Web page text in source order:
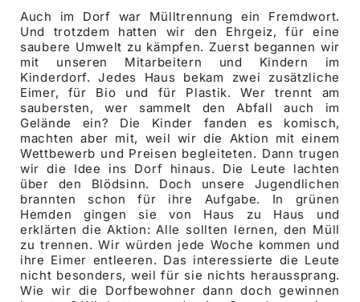
Auch im Dorf war Mülltrennung ein Fremdwort.
Und trotzdem hatten wir den Ehrgeiz, für eine
saubere Umwelt zu kämpfen. Zuerst begannen wir
mit unseren Mitarbeitern und Kindern im
Kinderdorf. Jedes Haus bekam zwei zusätzliche
Eimer, für Bio und für Plastik. Wer trennt am
saubersten, wer sammelt den Abfall auch im
Gelände ein? Die Kinder fanden es komisch,
machten aber mit, weil wir die Aktion mit einem
Wettbewerb und Preisen begleiteten. Dann trugen
wir die Idee ins Dorf hinaus. Die Leute lachten
über den Blödsinn. Doch unsere Jugendlichen
brannten schon für ihre Aufgabe. In grünen
Hemden gingen sie von Haus zu Haus und
erklärten die Aktion: Alle sollten lernen, den Müll
zu trennen. Wir würden jede Woche kommen und
ihre Eimer entleeren. Das interessierte die Leute
nicht besonders, weil für sie nichts heraussprang.
Wie wir die Dorfbewohner dann doch gewinnen